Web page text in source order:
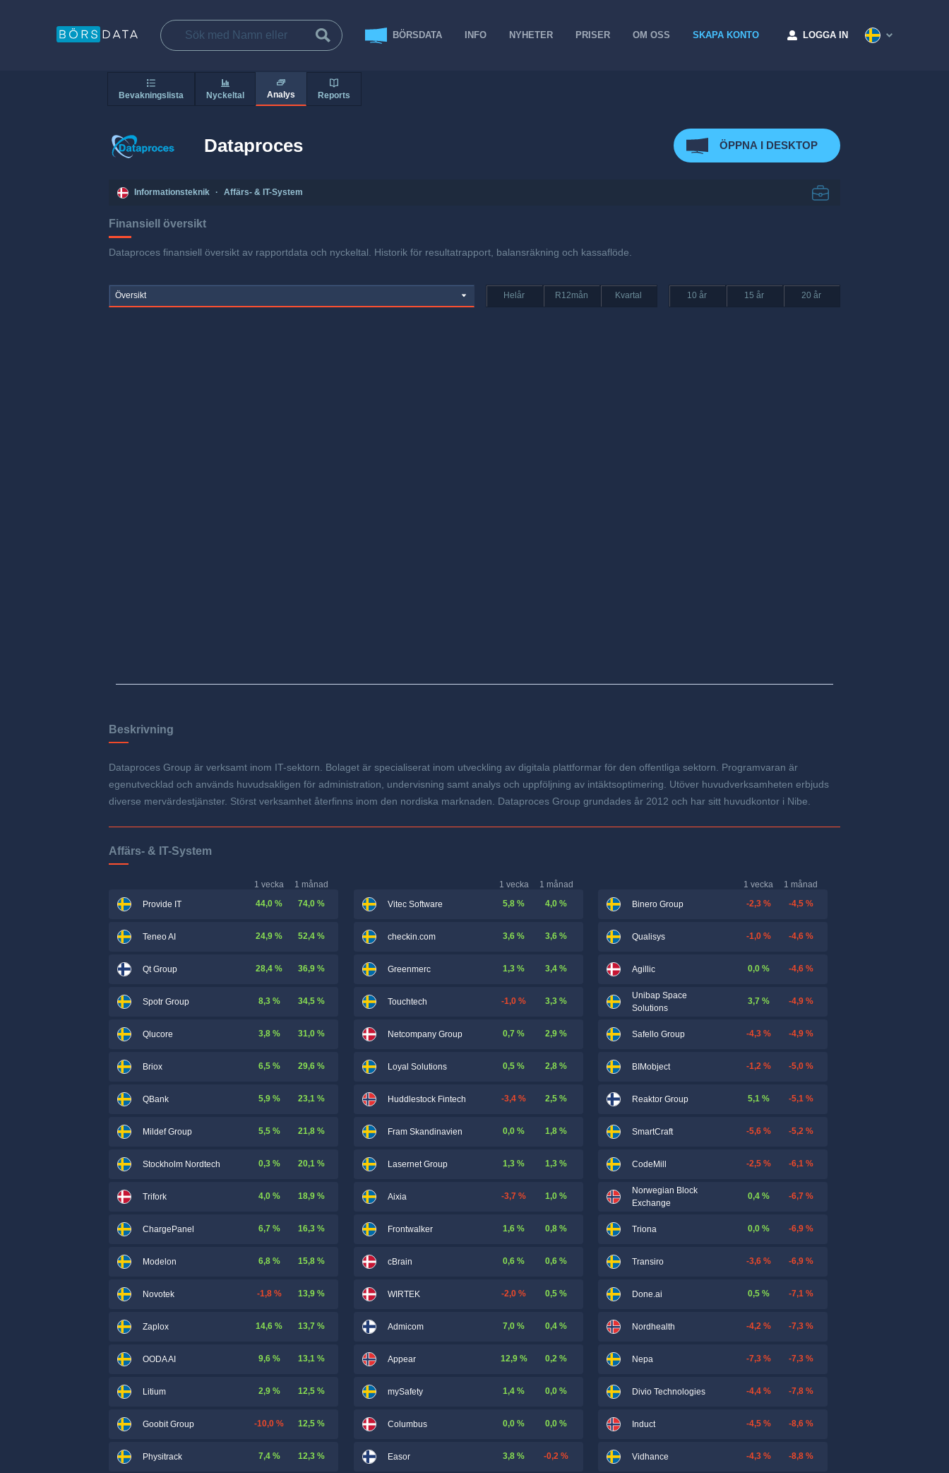
BÖRSDATA INFO NYHETER PRISER OM OSS SKAPA KONTO LOGGA IN
Bevakningslista Nyckeltal Analys Reports
Dataproces ÖPPNA I DESKTOP
Informationsteknik · Affärs- & IT-System
Finansiell översikt
Dataproces finansiell översikt av rapportdata och nyckeltal. Historik för resultatrapport, balansräkning och kassaflöde.
Översikt Helår R12mån Kvartal 10 år 15 år 20 år
Beskrivning
Dataproces Group är verksamt inom IT-sektorn. Bolaget är specialiserat inom utveckling av digitala plattformar för den offentliga sektorn. Programvaran är
egenutvecklad och används huvudsakligen för administration, undervisning samt analys och uppföljning av intäktsoptimering. Utöver huvudverksamheten erbjuds
diverse mervärdestjänster. Störst verksamhet återfinns inom den nordiska marknaden. Dataproces Group grundades år 2012 och har sitt huvudkontor i Nibe.
Affärs- & IT-System
1 vecka
1 månad
Provide IT
44,0 % 74,0 %
Teneo AI 24,9 % 52,4 %
Qt Group 28,4 % 36,9 %
Spotr Group 8,3 % 34,5 %
Qlucore 3,8 % 31,0 %
Briox 6,5 % 29,6 %
QBank 5,9 % 23,1 %
Mildef Group 5,5 % 21,8 %
Stockholm Nordtech 0,3 % 20,1 %
Trifork 4,0 % 18,9 %
ChargePanel 6,7 % 16,3 %
Modelon 6,8 % 15,8 %
Novotek -1,8 % 13,9 %
Zaplox 14,6 % 13,7 %
OODA AI 9,6 % 13,1 %
Litium 2,9 % 12,5 %
Goobit Group -10,0 % 12,5 %
Physitrack 7,4 % 12,3 %
1 vecka
1 månad
Vitec Software
5,8 % 4,0 %
checkin.com 3,6 % 3,6 %
Greenmerc 1,3 % 3,4 %
Touchtech -1,0 % 3,3 %
Netcompany Group 0,7 % 2,9 %
Loyal Solutions 0,5 % 2,8 %
Huddlestock Fintech -3,4 % 2,5 %
Fram Skandinavien 0,0 % 1,8 %
Lasernet Group 1,3 % 1,3 %
Aixia -3,7 % 1,0 %
Frontwalker 1,6 % 0,8 %
cBrain 0,6 % 0,6 %
WIRTEK -2,0 % 0,5 %
Admicom 7,0 % 0,4 %
Appear 12,9 % 0,2 %
mySafety 1,4 % 0,0 %
Columbus 0,0 % 0,0 %
Easor 3,8 % -0,2 %
1 vecka
1 månad
Binero Group
-2,3 % -4,5 %
Qualisys -1,0 % -4,6 %
Agillic 0,0 % -4,6 %
Unibap Space
Solutions
3,7 % -4,9 %
Safello Group -4,3 % -4,9 %
BIMobject -1,2 % -5,0 %
Reaktor Group 5,1 % -5,1 %
SmartCraft -5,6 % -5,2 %
CodeMill -2,5 % -6,1 %
Norwegian Block
Exchange
0,4 % -6,7 %
Triona 0,0 % -6,9 %
Transiro -3,6 % -6,9 %
Done.ai 0,5 % -7,1 %
Nordhealth -4,2 % -7,3 %
Nepa -7,3 % -7,3 %
Divio Technologies -4,4 % -7,8 %
Induct -4,5 % -8,6 %
Vidhance -4,3 % -8,8 %